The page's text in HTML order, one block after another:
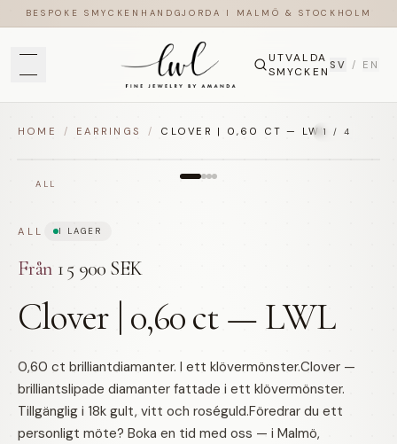
BESPOKE SMYCKEN HANDGJORDA I MALMÖ & STOCKHOLM
UTVALDA
SMYCKEN SV / EN
HOME / EARRINGS / CLOVER | 0,60 CT — LWL
ALL
1 / 4
ALL I LAGER
Från 15 900 SEK
Clover | 0,60 ct — LWL
0,60 ct brilliantdiamanter. I ett klövermönster.Clover —
brilliantslipade diamanter fattade i ett klövermönster.
Tillgänglig i 18k gult, vitt och roséguld.Föredrar du ett
personligt möte? Boka en tid med oss — i Malmö,